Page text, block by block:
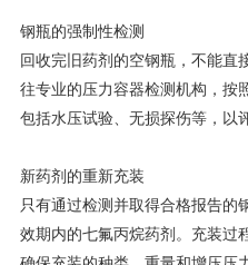
钢瓶的强制性检测
回收完旧药剂的空钢瓶，不能直
往专业的压力容器检测机构，按
包括水压试验、无损探伤等，以
新药剂的重新充装
只有通过检测并取得合格报告的
效期内的七氟丙烷药剂。充装过